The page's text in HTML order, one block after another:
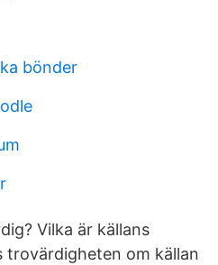
bönder
Vilka är källans
trovärdigheten om källan